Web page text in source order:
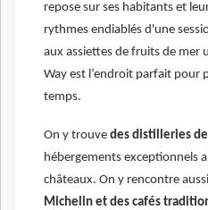
repose sur ses habitants et
rythmes endiablés d'une
aux assiettes de fruits de mer
Way est l’endroit parfait pour
temps.
On y trouve des distilleries
hébergements exceptionnels
châteaux. On y rencontre aussi
Michelin et des cafés